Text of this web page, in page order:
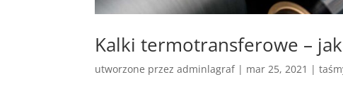
Kalki termotransferowe – jak
utworzone przezadminlagraf| mar 25, 2021 |